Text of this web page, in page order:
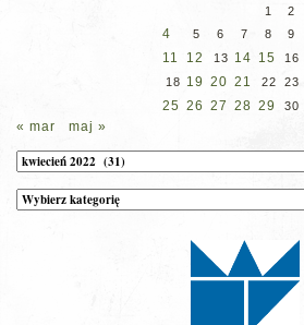
1
2
4 5 6 7 8 9
11
12 13 14 15 16
18 19 20 21 22 23
25 26 27 28 29 30
« mar maj »
Archiwum
Kategorie
wpisów